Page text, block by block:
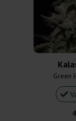
Green